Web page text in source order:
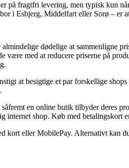
på fragtfri levering, men typisk kun
i Esbjerg, Middelfart eller Sorø – er
dødelige at sammenligne
være med at reducere priserne på
at besigtige et par forskellige
en online butik tilbyder deres
internet shop. Køb med betalingskort
kort eller MobilePay. Alternativt kan